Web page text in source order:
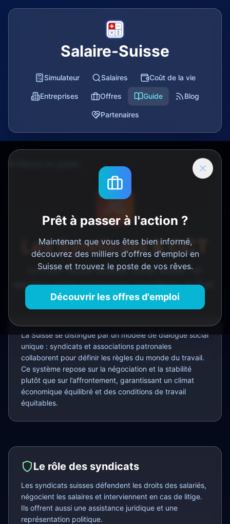
Salaire-Suisse
Simulateur Salaires Coût de la vie
Entreprises Offres Guide Blog
Partenaires
Prêt à passer à l'action ?
Maintenant que vous êtes bien informé,
découvrez des milliers d'offres d'emploi en
Suisse et trouvez le poste de vos rêves.
Découvrir les offres d'emploi
Les Syndicats & CCT
Le cœur du partenariat social suisse : un
équilibre entre employeurs, travailleurs et État.
La Suisse se distingue par un modèle de dialogue social
unique : syndicats et associations patronales
collaborent pour définir les règles du monde du travail.
Ce système repose sur la négociation et la stabilité
plutôt que sur l’affrontement, garantissant un climat
économique équilibré et des conditions de travail
équitables.
Le rôle des syndicats
Les syndicats suisses défendent les droits des salariés,
négocient les salaires et interviennent en cas de litige.
Ils offrent aussi une assistance juridique et une
représentation politique.